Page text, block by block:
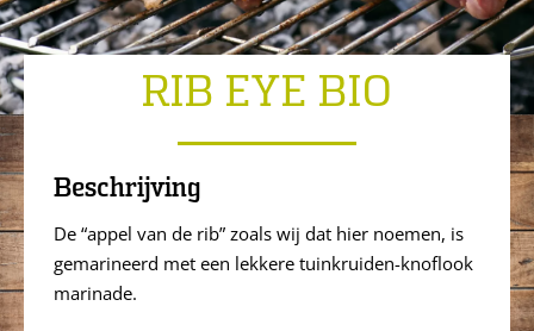
RIB EYE BIO
Beschrijving
De “appel van de rib” zoals wij dat hier noemen, is
gemarineerd met een lekkere tuinkruiden-knoflook
marinade.